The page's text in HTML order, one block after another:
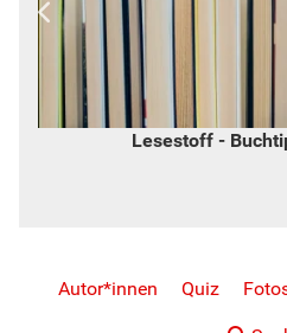
Lesestoff -
Autor*innen Quiz